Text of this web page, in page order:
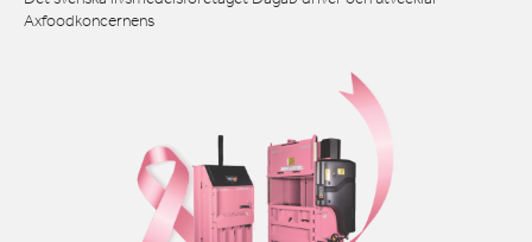
Axfoodkoncernens